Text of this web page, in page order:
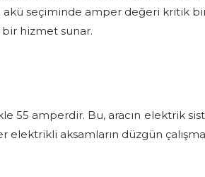
seçiminde amper değeri kritik
hizmet sunar.
55 amperdir. Bu, aracın elektrik
elektrikli aksamların düzgün